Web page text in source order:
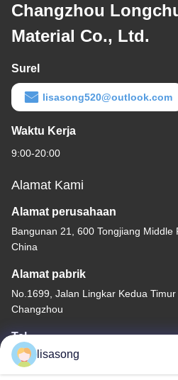
Changzhou
Material Co., Ltd.
Surel
lisasong520@outlook.com
Waktu Kerja
9:00-20:00
Alamat Kami
Alamat perusahaan
Bangunan 21, 600 Tongjiang Middle
China
Alamat pabrik
No.1699, Jalan Lingkar Kedua
Changzhou
Tel
86--18112317931
lisasong